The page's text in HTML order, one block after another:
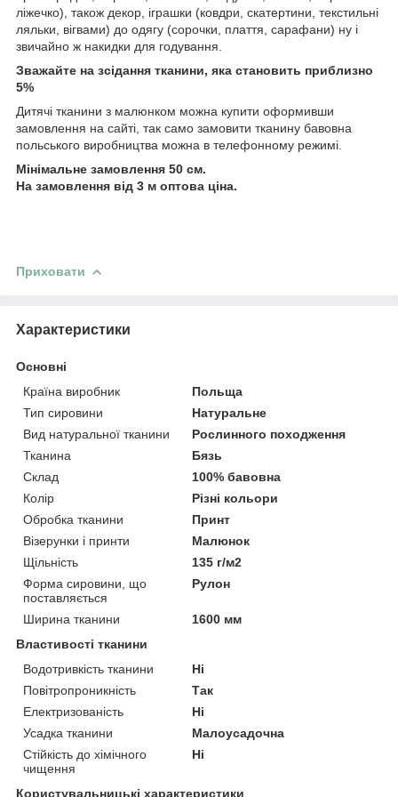
ліжечко), також декор, іграшки (ковдри, скатертини, текстильні
ляльки, вігвами) до одягу (сорочки, плаття, сарафани) ну і
звичайно ж накидки для годування.
Зважайте на зсідання тканини, яка становить приблизно
5%
Дитячі тканини з малюнком можна купити оформивши
замовлення на сайті, так само замовити тканину бавовна
польського виробництва можна в телефонному режимі.
Мінімальне замовлення 50 см.
На замовлення від 3 м оптова ціна.
Приховати
Характеристики
Основні
Країна виробник
Польща
Тип сировини
Натуральне
Вид натуральної тканини
Рослинного походження
Тканина
Бязь
Склад
100% бавовна
Колір
Різні кольори
Обробка тканини
Принт
Візерунки і принти
Малюнок
Щільність
135 г/м2
Форма сировини, що
поставляється
Рулон
Ширина тканини
1600 мм
Властивості тканини
Водотривкість тканини
Ні
Повітропроникність
Так
Електризованість
Ні
Усадка тканини
Малоусадочна
Стійкість до хімічного
чищення
Ні
Користувальницькі характеристики